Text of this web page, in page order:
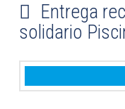
Entrega
solidario